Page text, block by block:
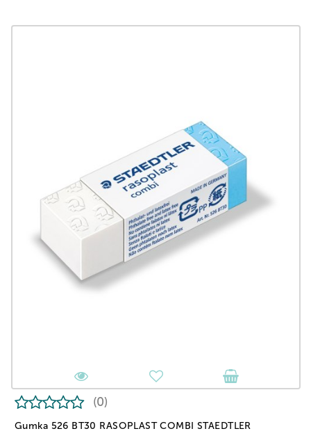
Gumka 526 BT30 RASOPLAST COMBI STAEDTLER
(0)